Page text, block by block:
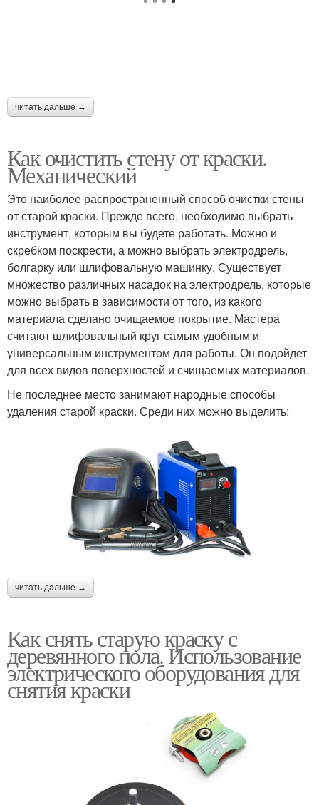
читать дальше →
Как очистить стену от краски.
Механический
Это наиболее распространенный способ очистки стены
от старой краски. Прежде всего, необходимо выбрать
инструмент, которым вы будете работать. Можно и
скребком поскрести, а можно выбрать электродрель,
болгарку или шлифовальную машинку. Существует
множество различных насадок на электродрель, которые
можно выбрать в зависимости от того, из какого
материала сделано очищаемое покрытие. Мастера
считают шлифовальный круг самым удобным и
универсальным инструментом для работы. Он подойдет
для всех видов поверхностей и счищаемых материалов.
Не последнее место занимают народные способы
удаления старой краски. Среди них можно выделить:
читать дальше →
Как снять старую краску с
деревянного пола. Использование
электрического оборудования для
снятия краски